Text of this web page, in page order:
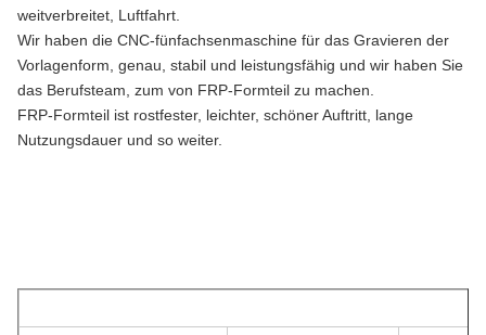
weitverbreitet, Luftfahrt.
Wir haben die CNC-fünfachsenmaschine für das Gravieren der
Vorlagenform, genau, stabil und leistungsfähig und wir haben Sie
das Berufsteam, zum von FRP-Formteil zu machen.
FRP-Formteil ist rostfester, leichter, schöner Auftritt, lange
Nutzungsdauer und so weiter.